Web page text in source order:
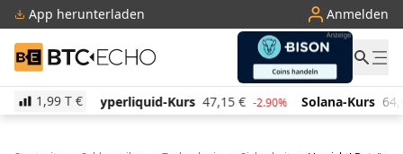
App herunterladen Anmelden
BTC-ECHO
1,99 T €
Kurs 47,15 € -2.90% Solana-Kurs 64,07 € 1.60% TRON-